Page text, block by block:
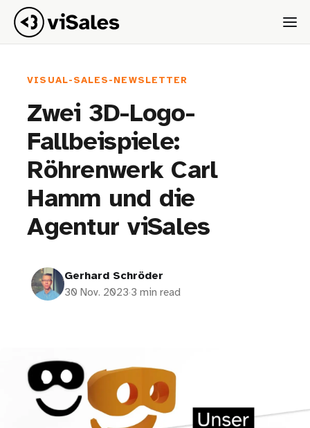
VISUAL-SALES-NEWSLETTER
Zwei 3D-Logo-
Fallbeispiele:
Röhrenwerk Carl
Hamm und die
Agentur viSales
Gerhard Schröder
30 Nov. 2023·3 min read